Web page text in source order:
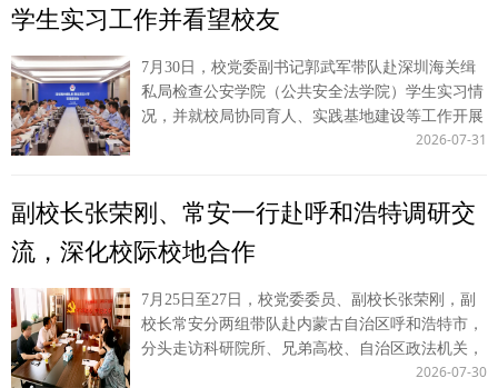
法学教育对法治实践的适配性。 我校港澳台工作
学科背景下复合型法治人才的培养机制”与“法学教
育的时代挑战与实践创新”等专题报告环节作了发
言。 海峡两岸法学院校长论坛是由两岸法学院校
于2010年共同发起设立，迄今已连续举办16届，成
动，为推动两岸法学教育发展贡献力量。 （供
稿：涉外法治研究中心 撰稿：贺帅帅 审核：王莹
莹）
基于创新要素流动视角 张笑笛 王胜利 论文 A 2 文科 破界与重构：法
律博士专业学位教育的“西北”路径探索 王朋 陈玺 论文 B 3 文科 数字
法治政府时代行政程序的变革与法律调适 马玲燕 王周户 论文 B 4 文
科 关于促进我国跨境电商海外仓高质量发展的建议 杨易凡 张超汉 决
策咨询文稿 C 5 文科 中国式现代化背景下政治学自主知识体系建构中
的本土资源及其能动创造 邹佳君 张师伟 论文 C 6 文科 生成式人工智
能时代次生政治舆论的发展结果及治理策略 杨丹妮 张爱军 论文 C 7
决策咨询文稿 C 8 文科 新质生产力跃迁中的首发经济赋能：动态演化
义务的“相应责任”解构——以比例连带责任为中心 丁元 倪楠 论文 C
平 论文 C 11 文科 科学规范审计的解构、归因与效应——基于
DeepSeek应用 陈思奇 徐京平 论文 C 12 文科 关于《欧盟市场禁止强
迫劳动产品条例》制约中欧经贸关系的应对建议 程嘉钰 张超汉 决策
咨询文稿 C 13 文科 DeepSeek技术在社会保险基金预算审计中的应用
学生实习工作并看望校友
7月30日，校党委副书记郭武军带队赴深圳海关缉
私局检查公安学院（公共安全法学院）学生实习情
况，并就校局协同育人、实践基地建设等工作开展
调研。深圳海关缉私局局长张军强参加调研并主持
局合作共建以来实习岗位设置、“一对一”导师制带
教、生活保障及安全管理的整体情况。各分局负责
人分别汇报本单位实习生在岗表现与成长情况。实
习生代表结合在侦查、司法鉴定、案件审理等岗位
的真实办案体会作交流发言。 郭武军代表学校感
谢深圳海关缉私局对学校实习实践工作的大力支
持，表示自校局签署合作共建协议以来，深圳海关
2026-07-31
副校长张荣刚、常安一行赴呼和浩特调研交
流，深化校际校地合作
7月25日至27日，校党委委员、副校长张荣刚，副
校长常安分两组带队赴内蒙古自治区呼和浩特市，
分头走访科研院所、兄弟高校、自治区政法机关，
推进多层次务实合作。 25日上午，常安带队到访
2026-07-30